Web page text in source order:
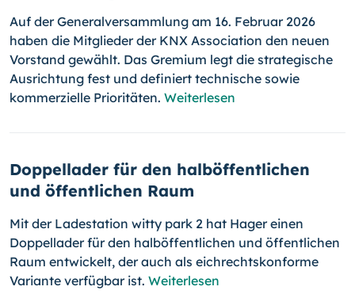
Auf der Generalversammlung am 16. Februar 2026
haben die Mitglieder der KNX Association den neuen
Vorstand gewählt. Das Gremium legt die strategische
Ausrichtung fest und definiert technische sowie
kommerzielle Prioritäten. Weiterlesen
Doppellader für den halböffentlichen
und öffentlichen Raum
Mit der Ladestation witty park 2 hat Hager einen
Doppellader für den halböffentlichen und öffentlichen
Raum entwickelt, der auch als eichrechtskonforme
Variante verfügbar ist. Weiterlesen